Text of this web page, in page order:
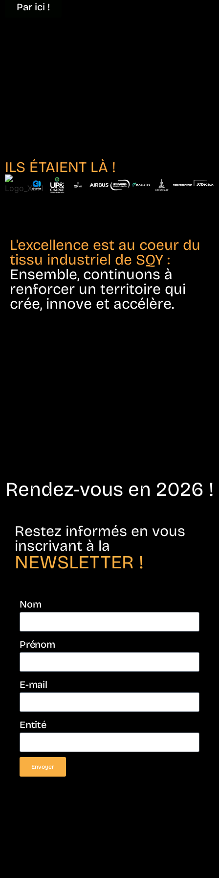
Par ici !
ILS ÉTAIENT LÀ !
L'excellence est au coeur du
tissu industriel de SQY :
Ensemble, continuons à
renforcer un territoire qui
crée, innove et accélère.
Rendez-vous en 2026 !
Restez informés en vous
inscrivant à la
NEWSLETTER !
Nom
Prénom
E-mail
Entité
Envoyer